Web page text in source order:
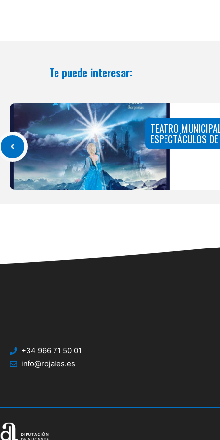
Te puede interesar:
TEATRO
ESPECTÁCULOS
+34 966 71 50 01
info@rojales.es